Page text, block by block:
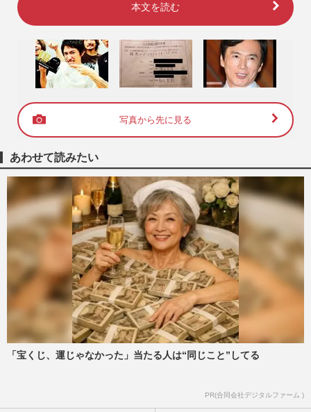
本文を読む
写真から先に見る
あわせて読みたい
「宝くじ、運じゃなかった」当たる人は“同じこと”してる
PR(合同会社デジタルファーム )